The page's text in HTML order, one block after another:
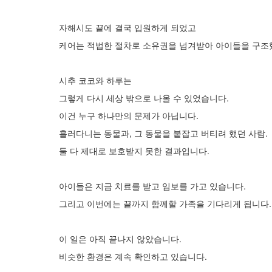
자해시도 끝에 결국 입원하게 되었고
케어는 적법한 절차로 소유권을 넘겨받아 아이들을 구조
시추 코코와 하루는
그렇게 다시 세상 밖으로 나올 수 있었습니다.
이건 누구 하나만의 문제가 아닙니다.
흘러다니는 동물과, 그 동물을 붙잡고 버티려 했던 사람.
둘 다 제대로 보호받지 못한 결과입니다.
아이들은 지금 치료를 받고 임보를 가고 있습니다.
그리고 이번에는 끝까지 함께할 가족을 기다리게 됩니다.
이 일은 아직 끝나지 않았습니다.
비슷한 환경은 계속 확인하고 있습니다.